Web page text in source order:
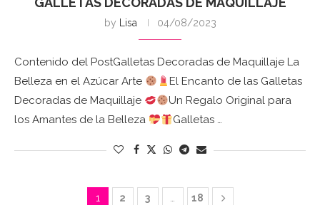
by Lisa 04/08/2023
Contenido del PostGalletas Decoradas de Maquillaje La
Belleza en el Azúcar Arte
El Encanto de las Galletas
Decoradas de Maquillaje
Un Regalo Original para
los Amantes de la Belleza
Galletas …
1 2 3 … 18